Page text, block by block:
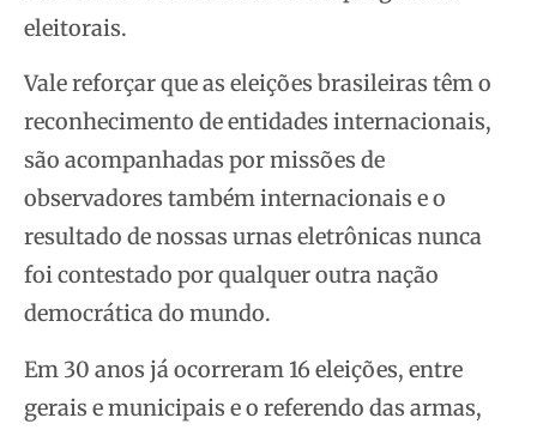
eleitorais.
Vale reforçar que as eleições brasileiras têm o
reconhecimento de entidades internacionais,
são acompanhadas por missões de
observadores também internacionais e o
resultado de nossas urnas eletrônicas nunca
foi contestado por qualquer outra nação
democrática do mundo.
Em 30 anos já ocorreram 16 eleições, entre
gerais e municipais e o referendo das armas,